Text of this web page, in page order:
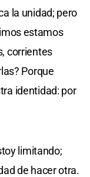
la unidad; pero
estamos
corrientes
Porque
identidad: por
limitando;
de hacer otra.